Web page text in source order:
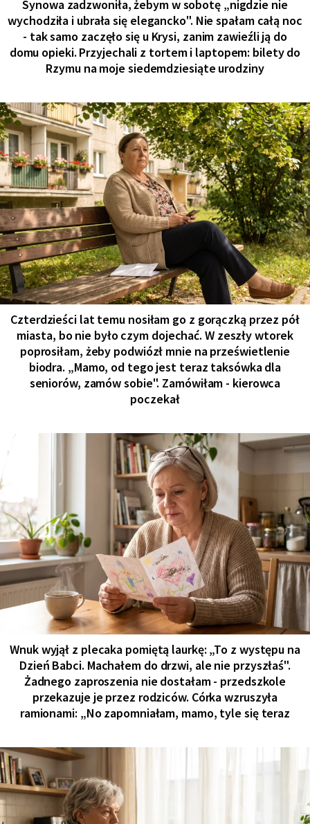
Synowa zadzwoniła, żebym w sobotę „nigdzie nie
wychodziła i ubrała się elegancko". Nie spałam całą noc
- tak samo zaczęło się u Krysi, zanim zawieźli ją do
domu opieki. Przyjechali z tortem i laptopem: bilety do
Rzymu na moje siedemdziesiąte urodziny
Czterdzieści lat temu nosiłam go z gorączką przez pół
miasta, bo nie było czym dojechać. W zeszły wtorek
poprosiłam, żeby podwiózł mnie na prześwietlenie
biodra. „Mamo, od tego jest teraz taksówka dla
seniorów, zamów sobie". Zamówiłam - kierowca
poczekał
Wnuk wyjął z plecaka pomiętą laurkę: „To z występu na
Dzień Babci. Machałem do drzwi, ale nie przyszłaś".
Żadnego zaproszenia nie dostałam - przedszkole
przekazuje je przez rodziców. Córka wzruszyła
ramionami: „No zapomniałam, mamo, tyle się teraz